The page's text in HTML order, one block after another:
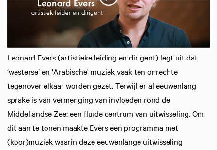
Leonard Evers (artistieke leiding en dirigent) legt uit dat
‘westerse’ en 'Arabische' muziek vaak ten onrechte
tegenover elkaar worden gezet. Terwijl er al eeuwenlang
sprake is van vermenging van invloeden rond de
Middellandse Zee: een fluïde centrum van uitwisseling. Om
dit aan te tonen maakte Evers een programma met
(koor)muziek waarin deze eeuwenlange uitwisseling